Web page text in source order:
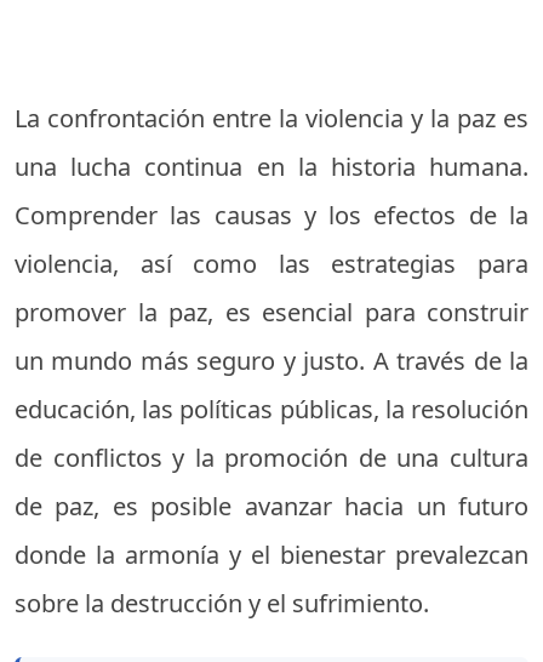
La confrontación entre la violencia y la paz es
una lucha continua en la historia humana.
Comprender las causas y los efectos de la
violencia, así como las estrategias para
promover la paz, es esencial para construir
un mundo más seguro y justo. A través de la
educación, las políticas públicas, la resolución
de conflictos y la promoción de una cultura
de paz, es posible avanzar hacia un futuro
donde la armonía y el bienestar prevalezcan
sobre la destrucción y el sufrimiento.